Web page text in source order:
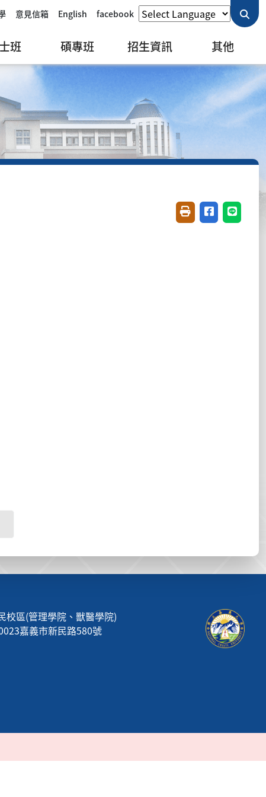
意見信箱 English facebook
班 碩專班 招生資訊 其他
友善列印(開新視窗)
分享至臉書(
分享至
校區(管理學院、獸醫學院)
嘉義市新民路580號